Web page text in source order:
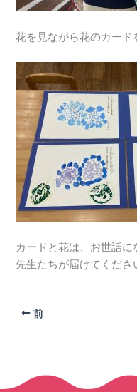
花を見ながら花のカード
カードと花は、お世話
先生たちが届けてくださ
前